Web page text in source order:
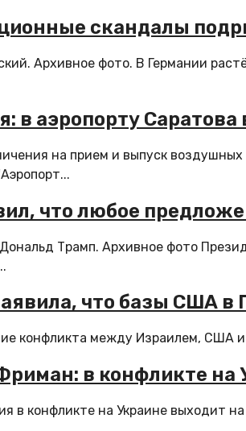
скандалы
Архивное фото. В Германии
в аэропорту
на прием и выпуск
что любое
Трамп. Архивное фото
что базы США
конфликта между Израилем, США
в конфликте на
в конфликте на Украине выходит